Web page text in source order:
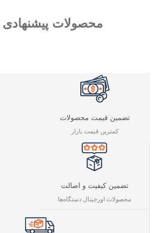
محصولات پیشنهادی
تضمین قیمت محصولات
کمترین قیمت بازار
تضمین کیفیت و اصالت
محصولات اورجینال دستگاه‌ها